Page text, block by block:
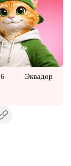
Эквадор